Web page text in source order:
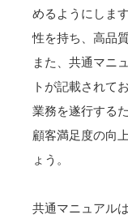
めるようにしま
性を持ち、高品
また、共通マニ
トが記載されて
業務を遂行する
顧客満足度の向
ょう。
共通マニュアル